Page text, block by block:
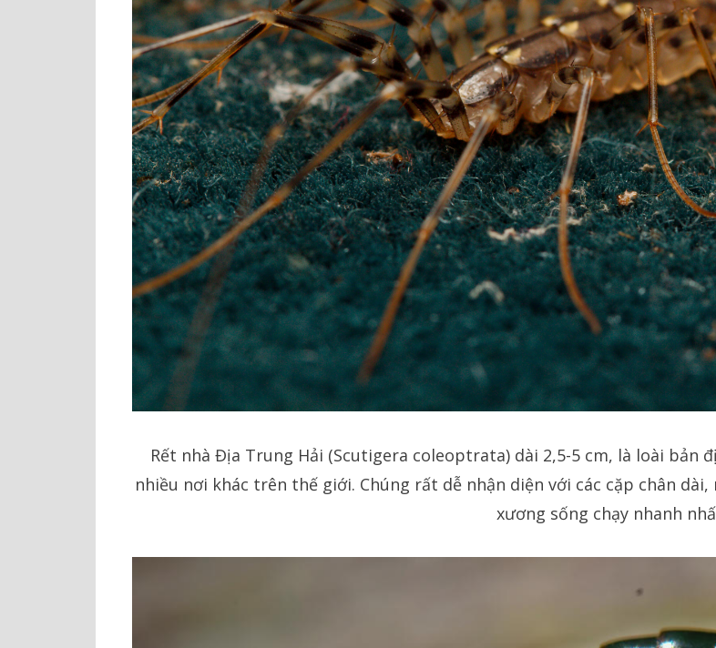
Rết nhà Địa Trung Hải (Scutigera coleoptrata) dài 2,5-5 cm, là loài bản
nhiều nơi khác trên thế giới. Chúng rất dễ nhận diện với các cặp chân
xương sống chạy nhanh